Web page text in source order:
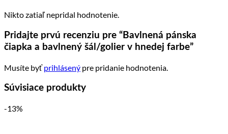
Nikto zatiaľ nepridal hodnotenie.
Pridajte prvú recenziu pre “Bavlnená pánska
čiapka a bavlnený šál/golier v hnedej farbe”
Musíte byťprihlásený pre pridanie hodnotenia.
Súvisiace produkty
-13%